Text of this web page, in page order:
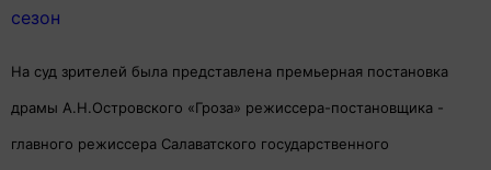
сезон
На суд зрителей была представлена премьерная постановка
драмы А.Н.Островского «Гроза» режиссера-постановщика -
главного режиссера Салаватского государственного